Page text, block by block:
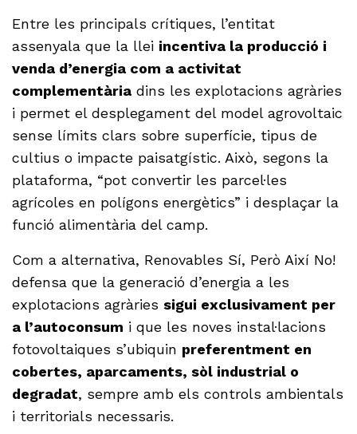
Entre les principals crítiques, l’entitat
assenyala que la llei incentiva la producció i
venda d’energia com a activitat
complementària dins les explotacions agràries
i permet el desplegament del model agrovoltaic
sense límits clars sobre superfície, tipus de
cultius o impacte paisatgístic. Això, segons la
plataforma, “pot convertir les parcel·les
agrícoles en polígons energètics” i desplaçar la
funció alimentària del camp.
Com a alternativa, Renovables Sí, Però Així No!
defensa que la generació d’energia a les
explotacions agràries sigui exclusivament per
a l’autoconsum i que les noves instal·lacions
fotovoltaiques s’ubiquin preferentment en
cobertes, aparcaments, sòl industrial o
degradat, sempre amb els controls ambientals
i territorials necessaris.